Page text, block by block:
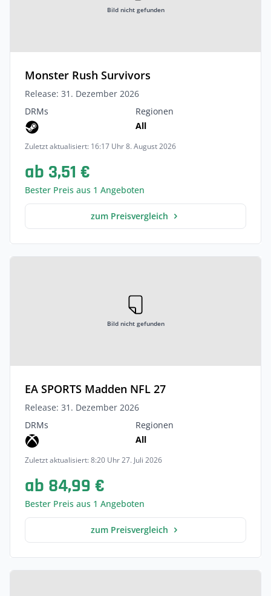
Bild nicht gefunden
Monster Rush Survivors
Release: 31. Dezember 2026
DRMs
Regionen
All
Zuletzt aktualisiert: 16:17 Uhr 8. August 2026
ab 3,51 €
Bester Preis aus 1 Angeboten
zum Preisvergleich
Bild nicht gefunden
EA SPORTS Madden NFL 27
Release: 31. Dezember 2026
DRMs
Regionen
All
Zuletzt aktualisiert: 8:20 Uhr 27. Juli 2026
ab 84,99 €
Bester Preis aus 1 Angeboten
zum Preisvergleich